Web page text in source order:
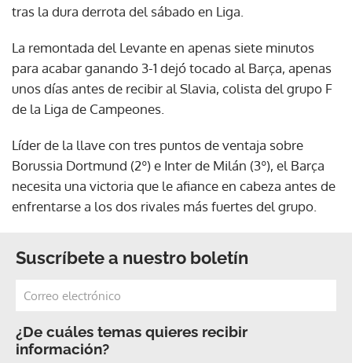
tras la dura derrota del sábado en Liga.
La remontada del Levante en apenas siete minutos
para acabar ganando 3-1 dejó tocado al Barça, apenas
unos días antes de recibir al Slavia, colista del grupo F
de la Liga de Campeones.
Líder de la llave con tres puntos de ventaja sobre
Borussia Dortmund (2º) e Inter de Milán (3º), el Barça
necesita una victoria que le afiance en cabeza antes de
enfrentarse a los dos rivales más fuertes del grupo.
Suscríbete a nuestro boletín
¿De cuáles temas quieres recibir
información?